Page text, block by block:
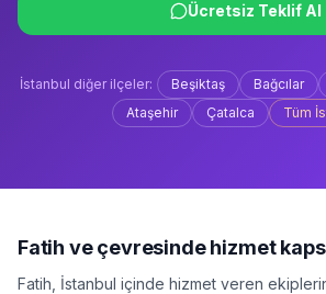
Ücretsiz Teklif Al
İstanbul diğer ilçeler: Beşiktaş Bağcılar
Ataşehir
Çatalca Tüm
Fatih ve çevresinde hizmet
Fatih İstanbul içinde hizmet veren